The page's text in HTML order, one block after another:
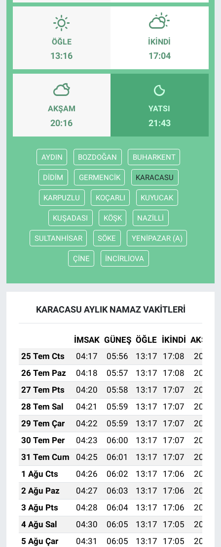
ÖĞLE
13:16
İKINDI
17:04
AKŞAM
20:16
YATSI
21:43
AYDIN BOZDOĞAN BUHARKENT
DİDİM GERMENCİK KARACASU
KARPUZLU KOÇARLI KUYUCAK
KUŞADASI KÖŞK NAZİLLİ
SULTANHİSAR SÖKE YENİPAZAR (A)
ÇİNE İNCİRLİOVA
KARACASU AYLIK NAMAZ VAKITLERI
İMSAK GÜNEŞ ÖĞLE İKINDI AKŞAM
25 Tem Cts
04:17 05:56 13:17 17:08
20:28
26 Tem Paz
04:18 05:57 13:17 17:08
20:27
27 Tem Pts
04:20 05:58 13:17 17:07
20:27
28 Tem Sal
04:21 05:59 13:17 17:07
20:26
29 Tem Çar
04:22 05:59 13:17 17:07
20:25
30 Tem Per
04:23 06:00 13:17 17:07
20:24
31 Tem Cum
04:25 06:01 13:17 17:07
20:23
1 Ağu Cts
04:26 06:02 13:17 17:06
20:22
2 Ağu Paz
04:27 06:03 13:17 17:06
20:21
3 Ağu Pts
04:28 06:04 13:17 17:06
20:20
4 Ağu Sal
04:30 06:05 13:17 17:05
20:19
5 Ağu Çar
04:31 06:05 13:17 17:05
20:18